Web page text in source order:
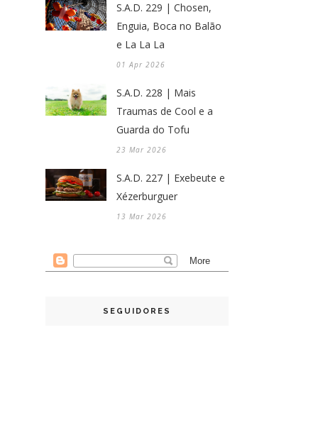
S.A.D. 229 | Chosen,
Enguia, Boca no Balão
e La La La
01 Apr 2026
S.A.D. 228 | Mais
Traumas de Cool e a
Guarda do Tofu
23 Mar 2026
S.A.D. 227 | Exebeute e
Xézerburguer
13 Mar 2026
SEGUIDORES